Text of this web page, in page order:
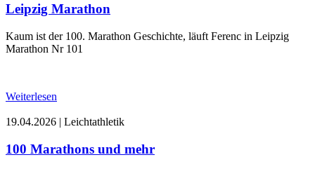
Leipzig Marathon
Kaum ist der 100. Marathon Geschichte, läuft Ferenc in Leipzig
Marathon Nr 101
Weiterlesen
19.04.2026 | Leichtathletik
100 Marathons und mehr